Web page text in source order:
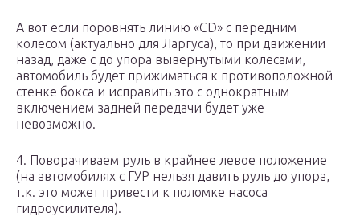
А вот если поровнять линию «CD» с передним
колесом (актуально для Ларгуса), то при движении
назад, даже с до упора вывернутыми колесами,
автомобиль будет прижиматься к противоположной
стенке бокса и исправить это с однократным
включением задней передачи будет уже
невозможно.
4. Поворачиваем руль в крайнее левое положение
(на автомобилях с ГУР нельзя давить руль до упора,
т.к. это может привести к поломке насоса
гидроусилителя).